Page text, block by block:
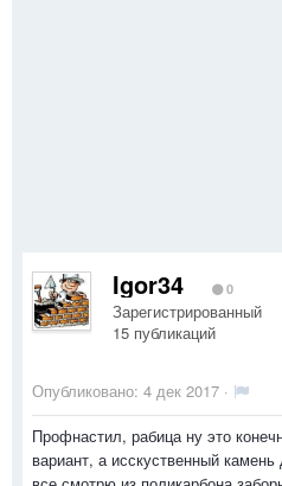
Igor34 0
Зарегистрированный
15 публикаций
Опубликовано: 4 дек 2017 ·
Профнастил, рабица ну это
вариант, а исскуственный